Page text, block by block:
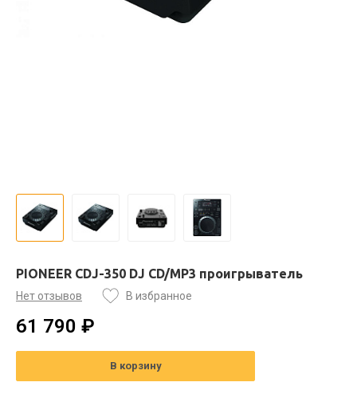
PIONEER CDJ-350 DJ CD/MP3 проигрыватель
Нет отзывов В избранное
61 790 ₽
В корзину